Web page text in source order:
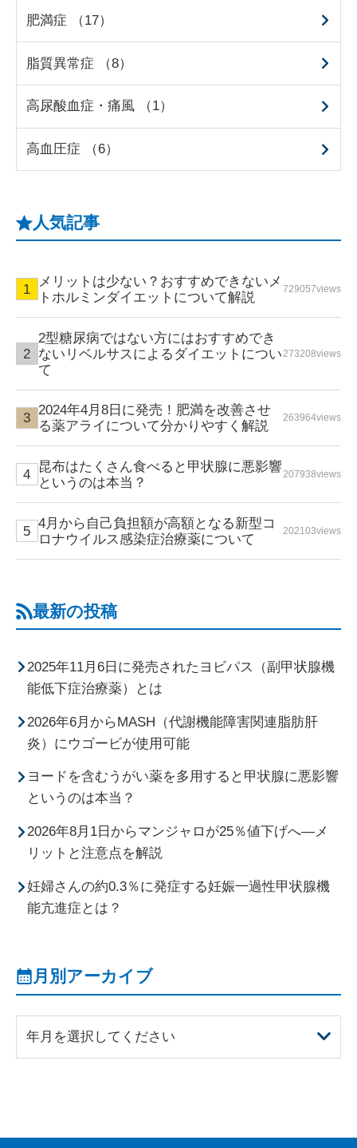
肥満症 （17）
脂質異常症 （8）
高尿酸血症・痛風 （1）
高血圧症 （6）
人気記事
メリットは少ない？おすすめできないメ
トホルミンダイエットについて解説
729057views
2型糖尿病ではない方にはおすすめでき
ないリベルサスによるダイエットについ
て
273208views
2024年4月8日に発売！肥満を改善させ
る薬アライについて分かりやすく解説
263964views
昆布はたくさん食べると甲状腺に悪影響
というのは本当？
207938views
4月から自己負担額が高額となる新型コ
ロナウイルス感染症治療薬について
202103views
最新の投稿
2025年11月6日に発売されたヨビパス（副甲状腺機
能低下症治療薬）とは
2026年6月からMASH（代謝機能障害関連脂肪肝
炎）にウゴービが使用可能
ヨードを含むうがい薬を多用すると甲状腺に悪影響
というのは本当？
2026年8月1日からマンジャロが25％値下げへ―メ
リットと注意点を解説
妊婦さんの約0.3％に発症する妊娠一過性甲状腺機
能亢進症とは？
月別アーカイブ
年月を選択してください